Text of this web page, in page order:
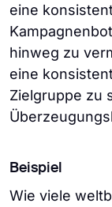
eine
hinweg zu
eine
Zielgruppe zu
Beispiel
Wie viele